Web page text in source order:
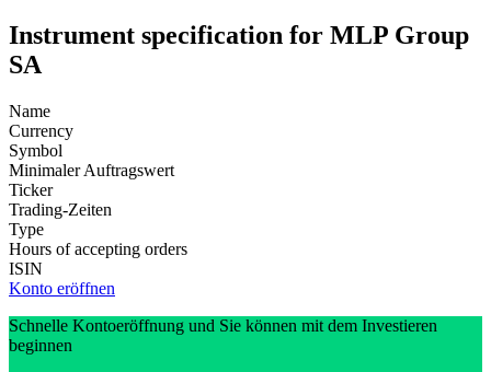
Instrument specification for MLP Group
SA
Name
Currency
Symbol
Minimaler Auftragswert
Ticker
Trading-Zeiten
Type
Hours of accepting orders
ISIN
Konto eröffnen
Schnelle Kontoeröffnung und Sie können mit dem Investieren
beginnen